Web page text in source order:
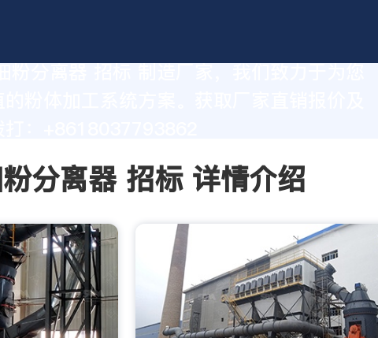
粉体加工系统方案。获取厂家直销报价及
分离器 招标 详情介绍